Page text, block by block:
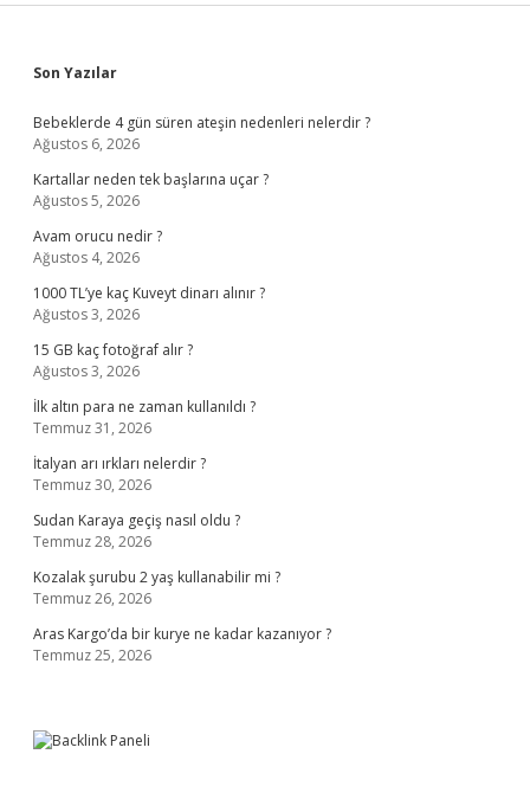
Sidebar
Son Yazılar
Bebeklerde 4 gün süren ateşin nedenleri nelerdir ?
Ağustos 6, 2026
Kartallar neden tek başlarına uçar ?
Ağustos 5, 2026
Avam orucu nedir ?
Ağustos 4, 2026
1000 TL’ye kaç Kuveyt dinarı alınır ?
Ağustos 3, 2026
15 GB kaç fotoğraf alır ?
Ağustos 3, 2026
İlk altın para ne zaman kullanıldı ?
Temmuz 31, 2026
İtalyan arı ırkları nelerdir ?
Temmuz 30, 2026
Sudan Karaya geçiş nasıl oldu ?
Temmuz 28, 2026
Kozalak şurubu 2 yaş kullanabilir mi ?
Temmuz 26, 2026
Aras Kargo’da bir kurye ne kadar kazanıyor ?
Temmuz 25, 2026